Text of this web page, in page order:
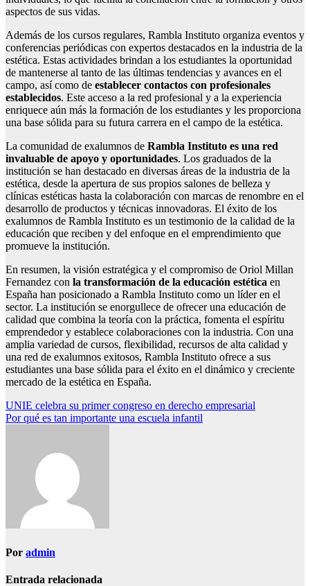
aspectos de sus vidas.
Además de los cursos regulares, Rambla Instituto organiza eventos y
conferencias periódicas con expertos destacados en la industria de la
estética. Estas actividades brindan a los estudiantes la oportunidad
de mantenerse al tanto de las últimas tendencias y avances en el
campo, así como de establecer contactos con profesionales
establecidos. Este acceso a la red profesional y a la experiencia
enriquece aún más la formación de los estudiantes y les proporciona
una base sólida para su futura carrera en el campo de la estética.
La comunidad de exalumnos de Rambla Instituto es una red
invaluable de apoyo y oportunidades. Los graduados de la
institución se han destacado en diversas áreas de la industria de la
estética, desde la apertura de sus propios salones de belleza y
clínicas estéticas hasta la colaboración con marcas de renombre en el
desarrollo de productos y técnicas innovadoras. El éxito de los
exalumnos de Rambla Instituto es un testimonio de la calidad de la
educación que reciben y del enfoque en el emprendimiento que
promueve la institución.
En resumen, la visión estratégica y el compromiso de Oriol Millan
Fernandez con la transformación de la educación estética en
España han posicionado a Rambla Instituto como un líder en el
sector. La institución se enorgullece de ofrecer una educación de
calidad que combina la teoría con la práctica, fomenta el espíritu
emprendedor y establece colaboraciones con la industria. Con una
amplia variedad de cursos, flexibilidad, recursos de alta calidad y
una red de exalumnos exitosos, Rambla Instituto ofrece a sus
estudiantes una base sólida para el éxito en el dinámico y creciente
mercado de la estética en España.
Navegación
de
UNIE celebra su primer congreso en derecho empresarial
Por qué es tan importante una escuela infantil
Por admin
Entrada relacionada